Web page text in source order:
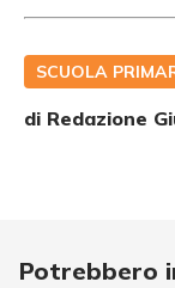
SCUOLA
di Redazione
Potrebbero